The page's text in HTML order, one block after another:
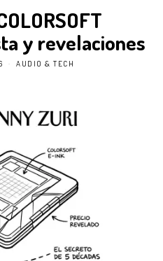
y revelaciones
AUDIO & TECH